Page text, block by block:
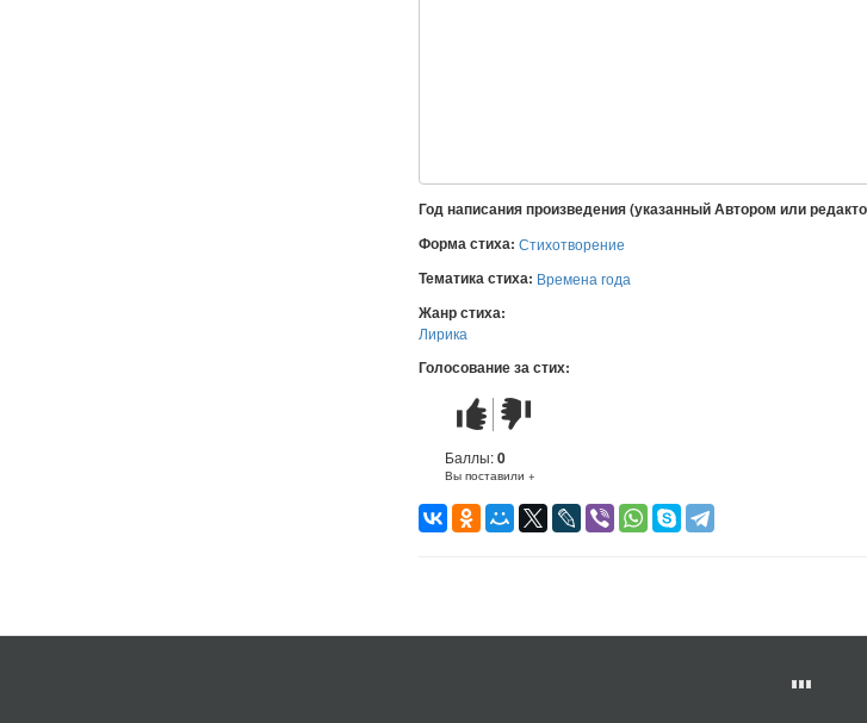
Год написания произведения (указанный Автором или
Форма стиха: Стихотворение
Тематика стиха: Времена года
Жанр стиха:
Лирика
Голосование за стих:
Стих
понравился
Стих
не
понравился
Баллы:0
Вы поставили +